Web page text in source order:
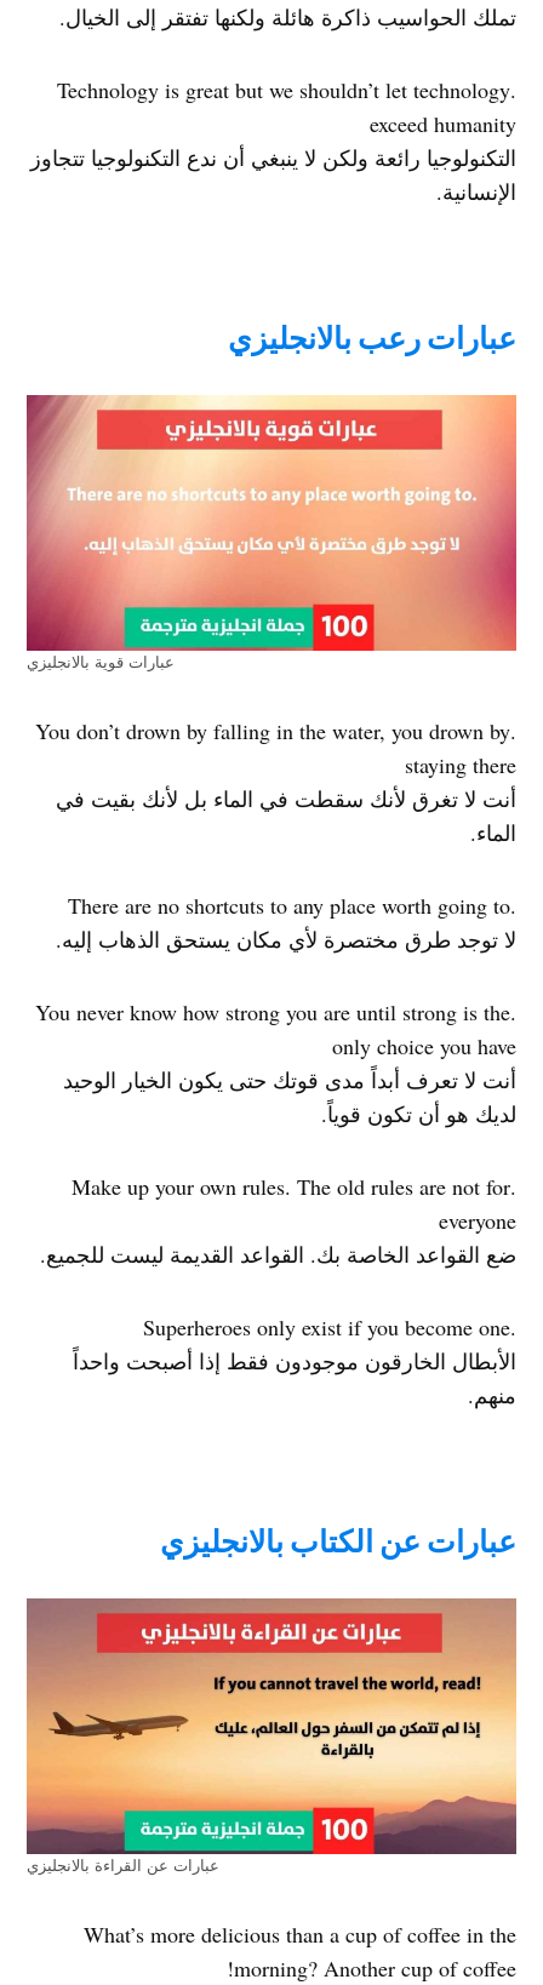
تملك الحواسيب ذاكرة هائلة ولكنها تفتقر إلى الخيال.
.Technology is great but we shouldn’t let technology
exceed humanity
التكنولوجيا رائعة ولكن لا ينبغي أن ندع التكنولوجيا تتجاوز
الإنسانية.
عبارات رعب بالانجليزي
عبارات قوية بالانجليزي
.You don’t drown by falling in the water, you drown by
staying there
أنت لا تغرق لأنك سقطت في الماء بل لأنك بقيت في
الماء.
.There are no shortcuts to any place worth going to
لا توجد طرق مختصرة لأي مكان يستحق الذهاب إليه.
.You never know how strong you are until strong is the
only choice you have
أنت لا تعرف أبداً مدى قوتك حتى يكون الخيار الوحيد
لديك هو أن تكون قوياً.
.Make up your own rules. The old rules are not for
everyone
ضع القواعد الخاصة بك. القواعد القديمة ليست للجميع.
.Superheroes only exist if you become one
الأبطال الخارقون موجودون فقط إذا أصبحت واحداً
منهم.
عبارات عن الكتاب بالانجليزي
عبارات عن القراءة بالانجليزي
What’s more delicious than a cup of coffee in the
morning? Another cup of coffee!